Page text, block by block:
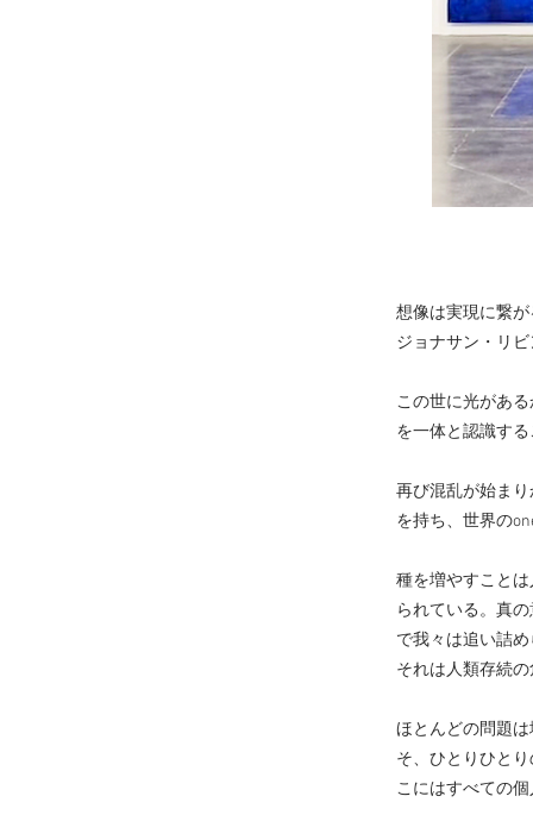
想像は実現に繋が
ジョナサン・リ
この世に光があ
を一体と認識す
再び混乱が始ま
を持ち、世界の
種を増やすこと
られている。真
で我々は追い詰め
それは人類存続
ほとんどの問題
そ、ひとりひと
こにはすべての個